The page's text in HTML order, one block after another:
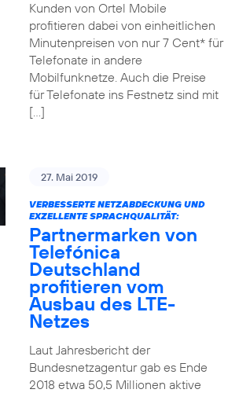
Kunden von Ortel Mobile
profitieren dabei von einheitlichen
Minutenpreisen von nur 7 Cent* für
Telefonate in andere
Mobilfunknetze. Auch die Preise
für Telefonate ins Festnetz sind mit
[…]
27. Mai 2019
VERBESSERTE NETZABDECKUNG UND
EXZELLENTE SPRACHQUALITÄT:
Partnermarken von
Telefónica
Deutschland
profitieren vom
Ausbau des LTE-
Netzes
Laut Jahresbericht der
Bundesnetzagentur gab es Ende
2018 etwa 50,5 Millionen aktive